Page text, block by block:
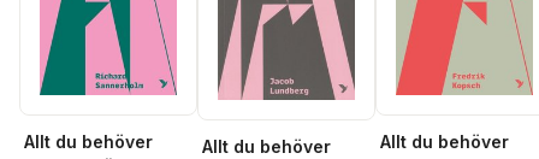
Allt du behöver
Allt du behöver
Allt du behöver